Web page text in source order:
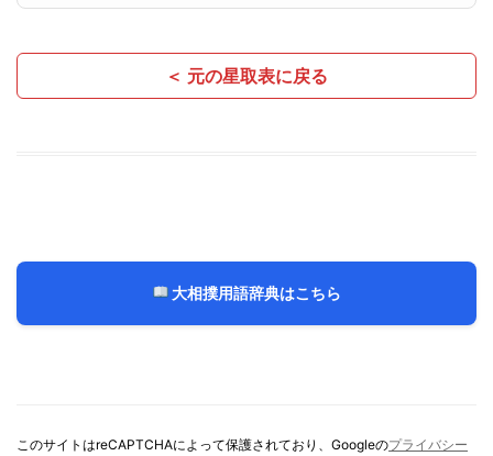
＜ 元の星取表に戻る
大相撲用語辞典はこちら
このサイトはreCAPTCHAによって保護されており、Googleのプライバシー